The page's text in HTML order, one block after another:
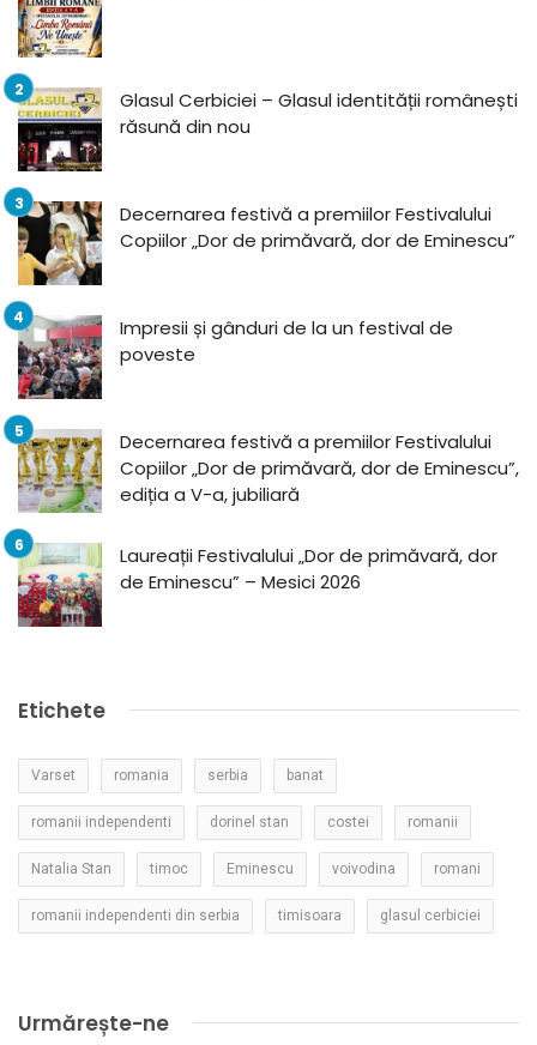
Glasul Cerbiciei – Glasul identității românești
răsună din nou
Decernarea festivă a premiilor Festivalului
Copiilor „Dor de primăvară, dor de Eminescu”
Impresii și gânduri de la un festival de
poveste
Decernarea festivă a premiilor Festivalului
Copiilor „Dor de primăvară, dor de Eminescu”,
ediția a V-a, jubiliară
Laureații Festivalului „Dor de primăvară, dor
de Eminescu” – Mesici 2026
Etichete
Varset romania serbia banat
romanii independenti dorinel stan costei romanii
Natalia Stan timoc Eminescu voivodina romani
romanii independenti din serbia timisoara glasul cerbiciei
Urmărește-ne